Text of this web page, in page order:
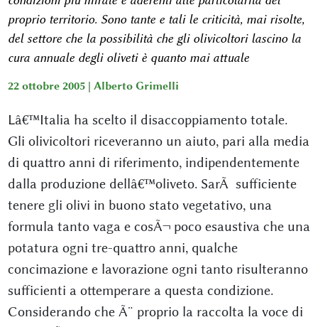
proprio territorio. Sono tante e tali le criticità, mai risolte,
del settore che la possibilità che gli olivicoltori lascino la
cura annuale degli oliveti è quanto mai attuale
22 ottobre 2005 | Alberto Grimelli
Lâ€™Italia ha scelto il disaccoppiamento totale.
Gli olivicoltori riceveranno un aiuto, pari alla media
di quattro anni di riferimento, indipendentemente
dalla produzione dellâ€™oliveto. SarÃ sufficiente
tenere gli olivi in buono stato vegetativo, una
formula tanto vaga e cosÃ¬ poco esaustiva che una
potatura ogni tre-quattro anni, qualche
concimazione e lavorazione ogni tanto risulteranno
sufficienti a ottemperare a questa condizione.
Considerando che Ã¨ proprio la raccolta la voce di